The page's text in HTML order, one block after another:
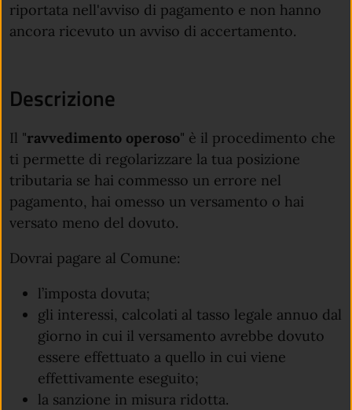
riportata nell'avviso di pagamento e non hanno
ancora ricevuto un avviso di accertamento.
Descrizione
Il "ravvedimento operoso" è il procedimento che
ti permette di regolarizzare la tua posizione
tributaria se hai commesso un errore nel
pagamento, hai omesso un versamento o hai
versato meno del dovuto.
Dovrai pagare al Comune:
l’imposta dovuta;
gli interessi, calcolati al tasso legale annuo dal
giorno in cui il versamento avrebbe dovuto
essere effettuato a quello in cui viene
effettivamente eseguito;
la sanzione in misura ridotta.